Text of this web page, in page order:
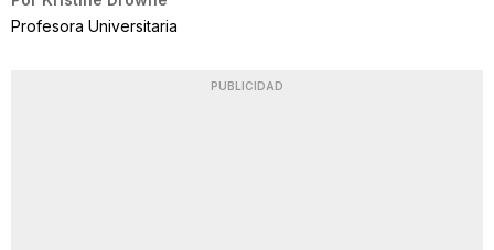
Profesora Universitaria
PUBLICIDAD